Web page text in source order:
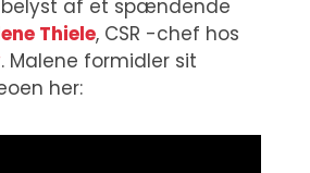
af et spændende
Thiele, CSR -chef hos
. Malene formidler sit
her: